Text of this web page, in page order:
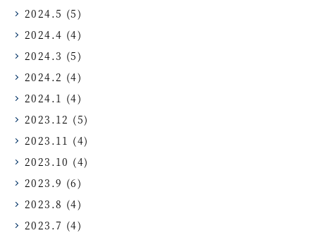
2024.5 (5)
2024.4 (4)
2024.3 (5)
2024.2 (4)
2024.1 (4)
2023.12 (5)
2023.11 (4)
2023.10 (4)
2023.9 (6)
2023.8 (4)
2023.7 (4)